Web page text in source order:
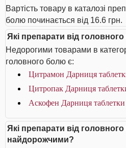
Вартість товару в каталозі
болю починається від 16.6 грн.
Які препарати від
Недорогими товарами в
головного болю є:
Цитрамон Дарниця
Цитропак Дарниця
Аскофен Дарниця
Які препарати від
найдорожчими?